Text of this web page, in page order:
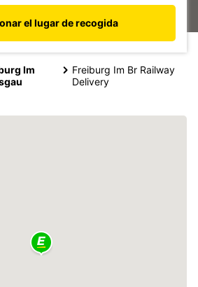
el lugar de recogida
Im
Freiburg Im Br Railway
Delivery